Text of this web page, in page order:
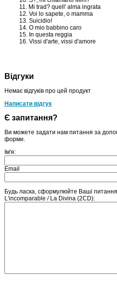
11. Mi trad? quell' alma ingrata
12. Voi lo sapete, o mamma
13. Suicidio!
14. O mio babbino caro
15. In questa reggia
16. Vissi d'arte, vissi d'amore
Відгуки
Немає відгуків про цей продукт
Написати відгук
Є запитання?
Ви можете задати нам питання за
форми.
Ім'я:
Email
Будь ласка, сформулюйте Ваші
L'incomparable / La Divina (2CD):